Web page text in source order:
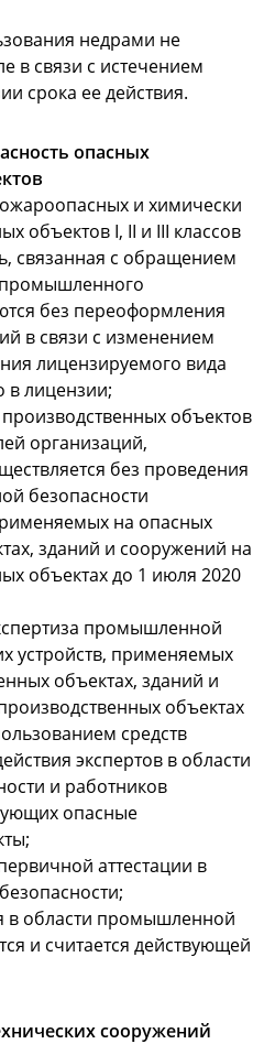
недрами не
в связи с истечением
срока ее действия.
опасных
и химически
объектов I, II и III классов
связанная с обращением
без переоформления
в связи с изменением
лицензируемого вида
в лицензии;
объектов
организаций,
без проведения
безопасности
на опасных
зданий и сооружений на
объектах до 1 июля 2020
промышленной
устройств, применяемых
объектах, зданий и
объектах
средств
экспертов в области
и работников
опасные
аттестации в
в области промышленной
и считается действующей
сооружений